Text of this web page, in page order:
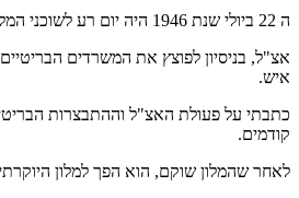
ה 22 ביולי שנת 1946 היה יום רע לשוכני המלון.
איש.
כתבתי על פעולת האצ"ל וההתבצרות
קודמים.
לאחר שהמלון שוקם, הוא הפך למלון